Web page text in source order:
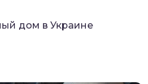
дом в Украине